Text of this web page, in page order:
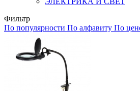
Фильтр
По популярности По алфавиту По